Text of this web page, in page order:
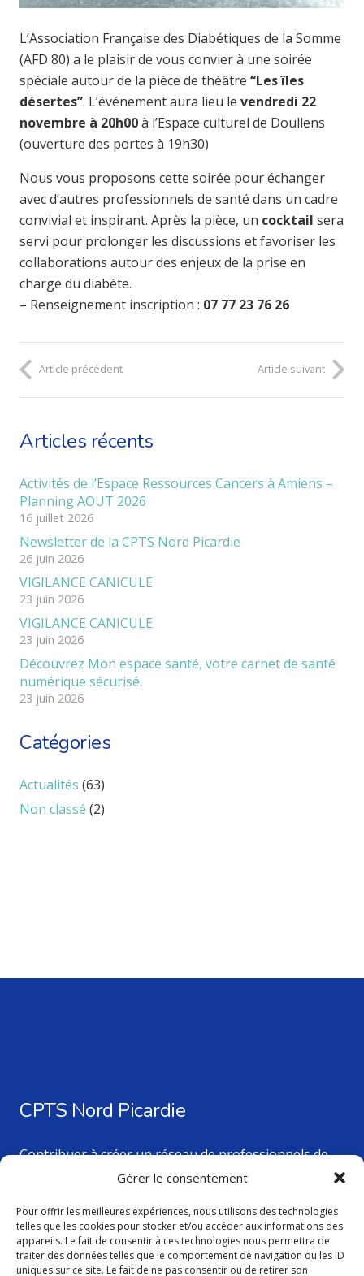
Gérer le consentement
Pour offrir les meilleures expériences, nous utilisons des technologies
telles que les cookies pour stocker et/ou accéder aux informations des
appareils. Le fait de consentir à ces technologies nous permettra de
traiter des données telles que le comportement de navigation ou les ID
uniques sur ce site. Le fait de ne pas consentir ou de retirer son
L’Association Française des Diabétiques de la Somme
(AFD 80) a le plaisir de vous convier à une soirée
spéciale autour de la pièce de théâtre “Les îles
désertes”. L’événement aura lieu le vendredi 22
novembre à 20h00à l’Espace culturel de Doullens
(ouverture des portes à 19h30)
Nous vous proposons cette soirée pour échanger
avec d’autres professionnels de santé dans un cadre
convivial et inspirant. Après la pièce, un cocktail sera
servi pour prolonger les discussions et favoriser les
collaborations autour des enjeux de la prise en
charge du diabète.
– Renseignement inscription : 07 77 23 76 26
Article précédent Article suivant
Articles récents
Activités de l’Espace Ressources Cancers à Amiens –
Planning AOUT 2026
16 juillet 2026
Newsletter de la CPTS Nord Picardie
26 juin 2026
VIGILANCE CANICULE
23 juin 2026
VIGILANCE CANICULE
23 juin 2026
Découvrez Mon espace santé, votre carnet de santé
numérique sécurisé.
23 juin 2026
Catégories
Actualités (63)
Non classé (2)
CPTS Nord Picardie
Contribuer à créer un réseau de professionnels de
santé au service des patients du territoire.
Nos dernières actualités